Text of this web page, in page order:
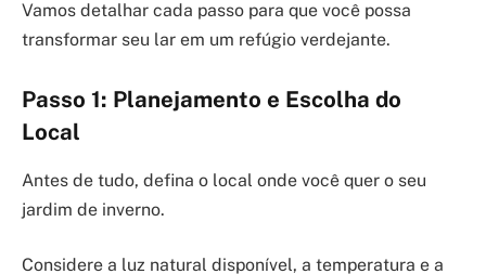
Vamos detalhar cada passo para que você possa
transformar seu lar em um refúgio verdejante.
Passo 1: Planejamento e Escolha do
Local
Antes de tudo, defina o local onde você quer o seu
jardim de inverno.
Considere a luz natural disponível, a temperatura e a